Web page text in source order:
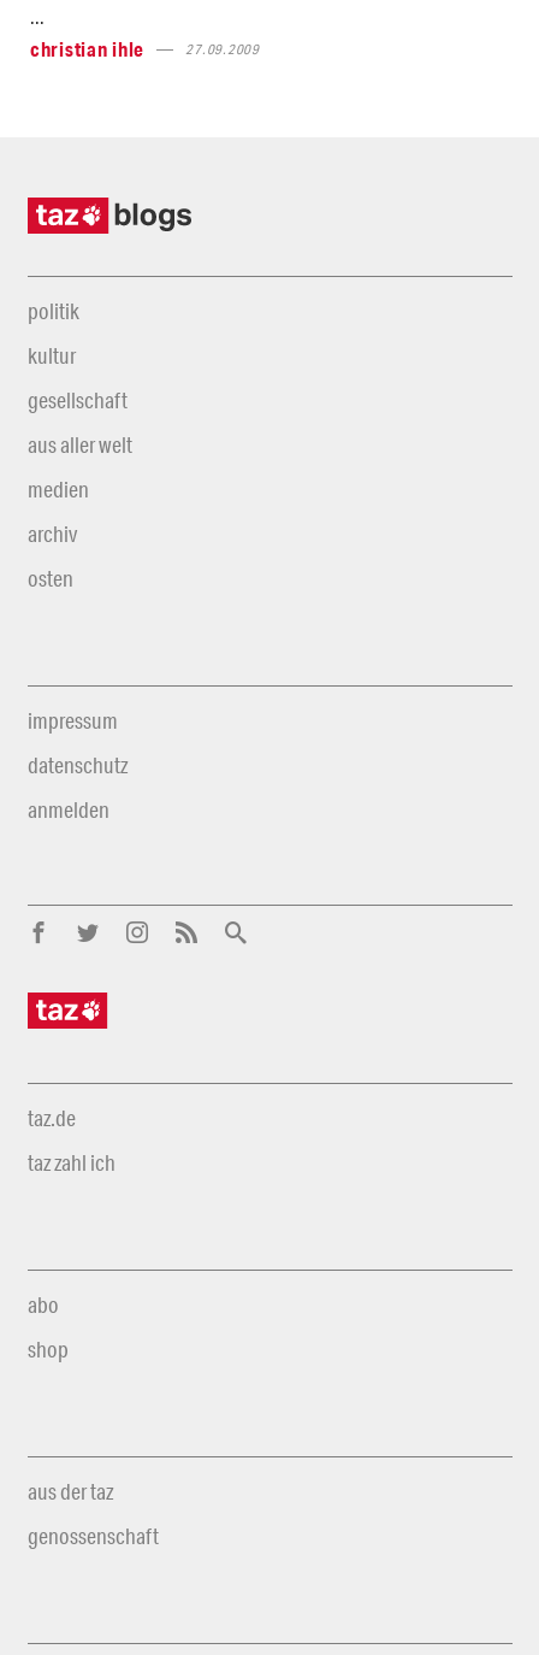
...
christian ihle
27.09.2009
politik
kultur
gesellschaft
aus aller welt
medien
archiv
osten
impressum
datenschutz
anmelden
taz.de
taz zahl ich
abo
shop
aus der taz
genossenschaft